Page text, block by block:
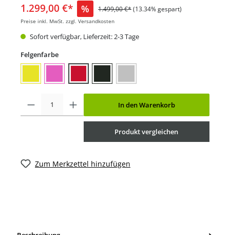
1.299,00 €* % 1.499,00 €*(13.34% gespart)
Preise inkl. MwSt. zzgl. Versandkosten
Sofort verfügbar, Lieferzeit: 2-3 Tage
Felgenfarbe
In den Warenkorb
Produkt vergleichen
Zum Merkzettel hinzufügen